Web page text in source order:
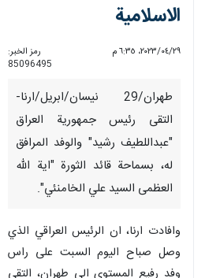
الاسلامية
٢٩‏/٠٤‏/٢٠٢٣، ٦:٣٥ م
رمز الخبر:
85096495
طهران/29 نيسان/ابريل/ارنا-
التقى رئيس جمهورية العراق
"عبداللطيف رشيد" والوفد المرافق
له، بسماحة قائد الثورة "اية الله
العظمى السيد علي الخامنئي".
وافادت ارنا، ان الرئيس العراقي الذي
وصل صباح اليوم السبت على راس
وفد رفيع المستوى الى طهران، التقى